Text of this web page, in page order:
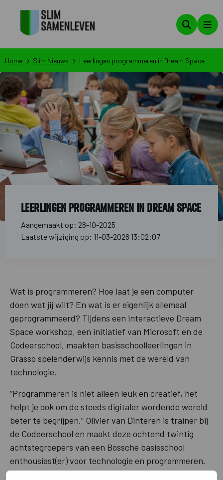
Zoeken
Home Slim Nieuws Leerlingen programmeren in Dream Space
Leerlingen programmeren in Dream Space
Aangemaakt op: 28-10-2025
Laatste wijziging op: 11-03-2026 13:02:07
Wat is programmeren? Hoe laat je een computer
doen wat jij wilt? En wat is er eigenlijk allemaal
geprogrammeerd? Tijdens een interactieve Dream
Space workshop, een initiatief van Microsoft en de
Codeerschool, maakten basisschoolleerlingen in
Grasso spelenderwijs kennis met de wereld van
technologie.
“Programmeren is niet alleen leuk en creatief, het
helpt je ook om de steeds digitaler wordende wereld
beter te begrijpen.” Olivier van Dinteren is trainer bij
de Codeerschool en maakt deze ochtend twintig
achtstegroepers van een Bossche basisschool
enthousiast(er) voor technologie en programmeren.
“Door kinderen vanaf jonge leeftijd te leren hoe ze